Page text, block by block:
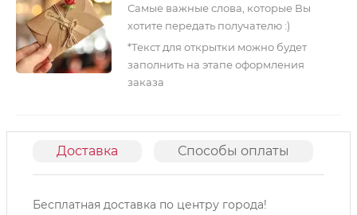
Самые важные слова, которые Вы
хотите передать получателю :)
*Текст для открытки можно будет
заполнить на этапе оформления
заказа
Доставка Способы оплаты
Бесплатная доставка по центру города!